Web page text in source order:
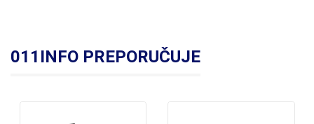
011INFO PREPORUČUJE